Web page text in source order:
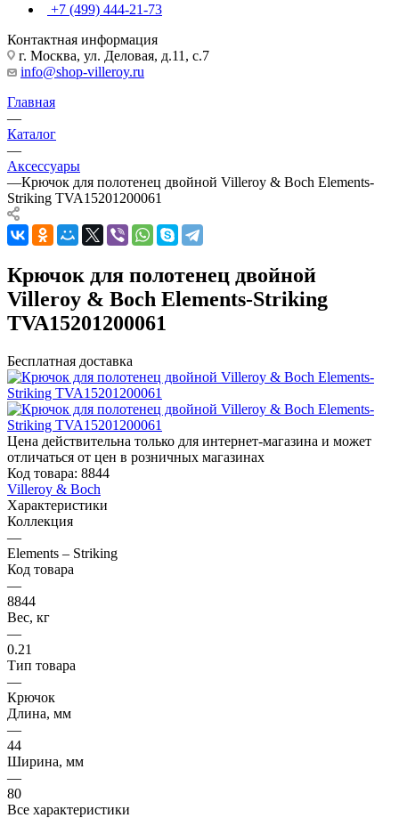
+7 (499) 444-21-73
Контактная информация
г. Москва, ул. Деловая, д.11, с.7
info@shop-villeroy.ru
Главная
—
Каталог
—
Аксессуары
—Крючок для полотенец двойной Villeroy & Boch Elements-
Striking TVA15201200061
Крючок для полотенец двойной
Villeroy & Boch Elements-Striking
TVA15201200061
Бесплатная доставка
Цена действительна только для интернет-магазина и может
отличаться от цен в розничных магазинах
Код товара: 8844
Villeroy & Boch
Характеристики
Коллекция
—
Elements – Striking
Код товара
—
8844
Вес, кг
—
0.21
Тип товара
—
Крючок
Длина, мм
—
44
Ширина, мм
—
80
Все характеристики